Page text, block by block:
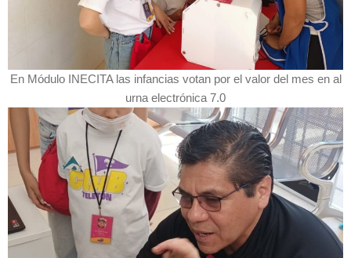
En Módulo INECITA las infancias votan por el valor del mes en al
urna electrónica 7.0